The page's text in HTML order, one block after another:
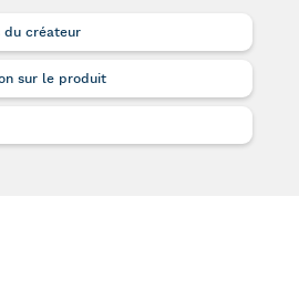
du créateur
sur le produit